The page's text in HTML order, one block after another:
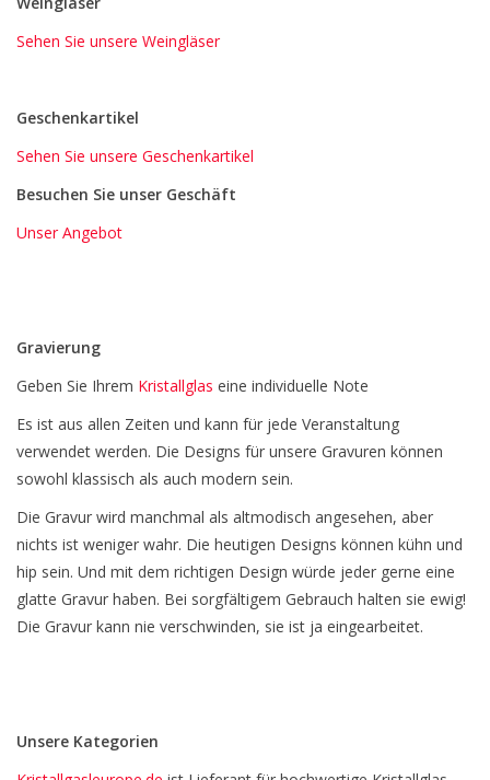
Sehen Sie unsere Weingläser
Geschenkartikel
Sehen Sie unsere Geschenkartikel
Besuchen Sie unser Geschäft
Unser Angebot
Gravierung
Geben Sie Ihrem Kristallglas eine individuelle Note
Es ist aus allen Zeiten und kann für jede Veranstaltung
verwendet werden. Die Designs für unsere Gravuren können
sowohl klassisch als auch modern sein.
Die Gravur wird manchmal als altmodisch angesehen, aber
nichts ist weniger wahr. Die heutigen Designs können kühn und
hip sein. Und mit dem richtigen Design würde jeder gerne eine
glatte Gravur haben. Bei sorgfältigem Gebrauch halten sie ewig!
Die Gravur kann nie verschwinden, sie ist ja eingearbeitet.
Unsere Kategorien